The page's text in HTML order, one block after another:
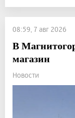
08:59, 7 авг 2026
В
магазин
Новости